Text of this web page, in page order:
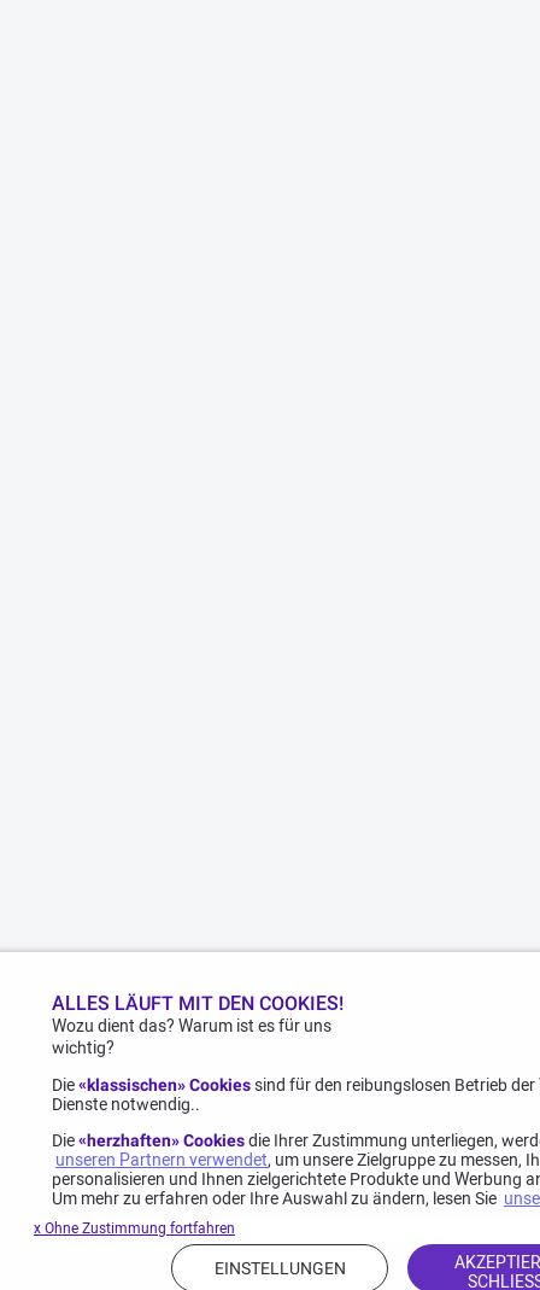
ALLES LÄUFT MIT DEN COOKIES!
Wozu dient das? Warum ist es für uns
wichtig?
Die«klassischen» Cookiessind für den reibungslosen Betrieb
Dienste notwendig..
Die«herzhaften» Cookiesdie Ihrer Zustimmung unterliegen,
unseren Partnern verwendet, um unsere Zielgruppe zu messen,
personalisieren und Ihnen zielgerichtete Produkte und Werbung
Um mehr zu erfahren oder Ihre Auswahl zu ändern, lesen Sie
EINSTELLUNGEN
x Ohne Zustimmung fortfahren